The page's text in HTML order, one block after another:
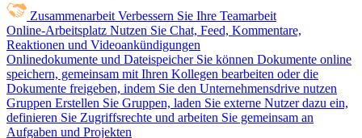
Zusammenarbeit Verbessern Sie Ihre Teamarbeit
Online-Arbeitsplatz Nutzen Sie Chat, Feed, Kommentare,
Reaktionen und Videoankündigungen
Onlinedokumente und Dateispeicher Sie können Dokumente online
speichern, gemeinsam mit Ihren Kollegen bearbeiten oder die
Dokumente freigeben, indem Sie den Unternehmensdrive nutzen
Gruppen Erstellen Sie Gruppen, laden Sie externe Nutzer dazu ein,
definieren Sie Zugriffsrechte und arbeiten Sie gemeinsam an
Aufgaben und Projekten